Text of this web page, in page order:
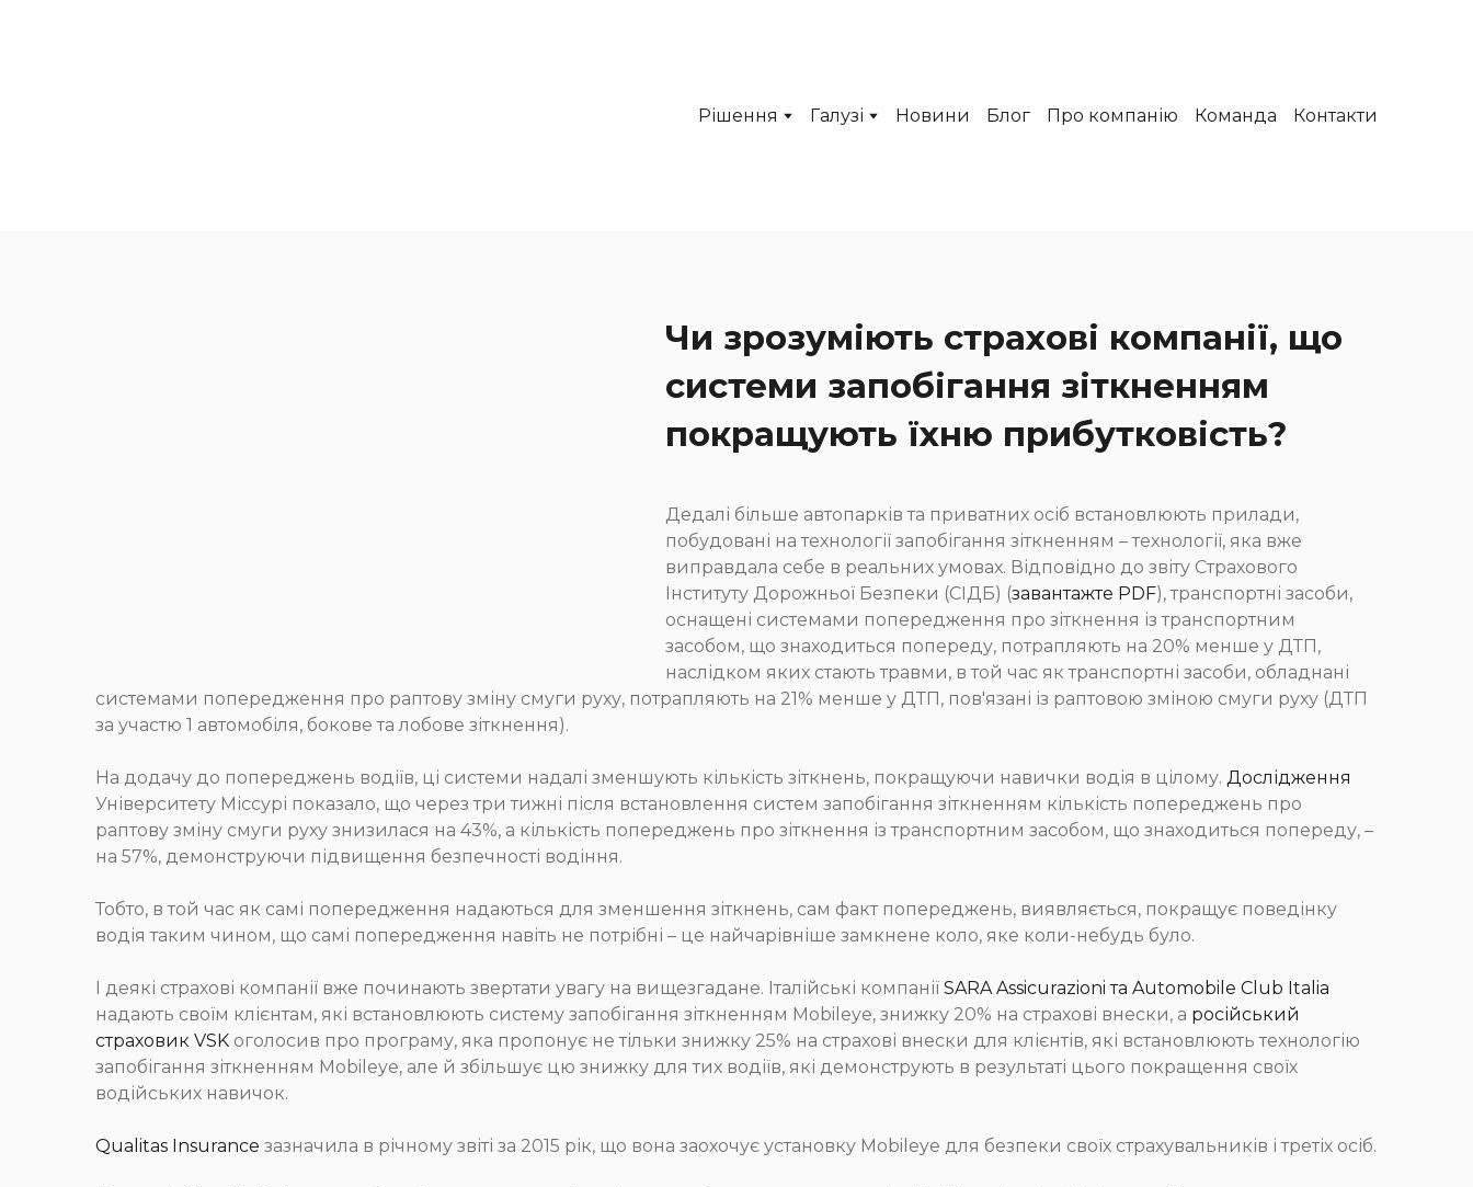
Рішення Галузі Новини Блог Про компанію Команда Контакти
Чи зрозуміють страхові компанії, що
системи запобігання зіткненням
покращують їхню прибутковість?
Дедалі більше автопарків та приватних осіб встановлюють прилади,
побудовані на технології запобігання зіткненням – технології, яка вже
виправдала себе в реальних умовах. Відповідно до звіту Страхового
Інституту Дорожньої Безпеки (СІДБ) (завантажте PDF), транспортні засоби,
оснащені системами попередження про зіткнення із транспортним
засобом, що знаходиться попереду, потрапляють на 20% менше у ДТП,
наслідком яких стають травми, в той час як транспортні засоби, обладнані
системами попередження про раптову зміну смуги руху, потрапляють на 21% менше у ДТП, пов'язані із раптовою зміною смуги руху (ДТП
за участю 1 автомобіля, бокове та лобове зіткнення).
На додачу до попереджень водіїв, ці системи надалі зменшують кількість зіткнень, покращуючи навички водія в цілому. Дослідження
Університету Міссурі показало, що через три тижні після встановлення систем запобігання зіткненням кількість попереджень про
раптову зміну смуги руху знизилася на 43%, а кількість попереджень про зіткнення із транспортним засобом, що знаходиться попереду, –
на 57%, демонструючи підвищення безпечності водіння.
Тобто, в той час як самі попередження надаються для зменшення зіткнень, сам факт попереджень, виявляється, покращує поведінку
водія таким чином, що самі попередження навіть не потрібні – це найчарівніше замкнене коло, яке коли-небудь було.
І деякі страхові компанії вже починають звертати увагу на вищезгадане. Італійські компанії SARA Assicurazioni та Automobile Club Italia
надають своїм клієнтам, які встановлюють систему запобігання зіткненням Mobileye, знижку 20% на страхові внески, а російський
страховик VSK оголосив про програму, яка пропонує не тільки знижку 25% на страхові внески для клієнтів, які встановлюють технологію
запобігання зіткненням Mobileye, але й збільшує цю знижку для тих водіїв, які демонструють в результаті цього покращення своїх
водійських навичок.
Qualitas Insurance зазначила в річному звіті за 2015 рік, що вона заохочує установку Mobileye для безпеки своїх страхувальників і третіх осіб.